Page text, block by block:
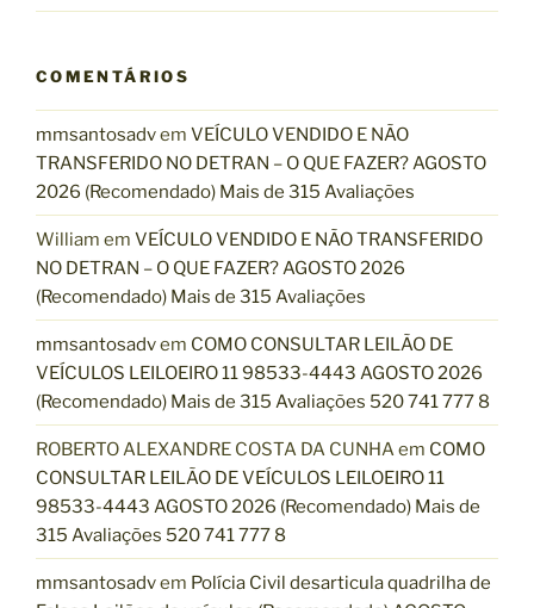
COMENTÁRIOS
mmsantosadvem VEÍCULO VENDIDO E NÃO
TRANSFERIDO NO DETRAN – O QUE FAZER? AGOSTO
2026 (Recomendado) Mais de 315 Avaliações
William em VEÍCULO VENDIDO E NÃO TRANSFERIDO
NO DETRAN – O QUE FAZER? AGOSTO 2026
(Recomendado) Mais de 315 Avaliações
mmsantosadvem COMO CONSULTAR LEILÃO DE
VEÍCULOS LEILOEIRO 11 98533-4443 AGOSTO 2026
(Recomendado) Mais de 315 Avaliações 520 741 777 8
ROBERTO ALEXANDRE COSTA DA CUNHAem COMO
CONSULTAR LEILÃO DE VEÍCULOS LEILOEIRO 11
98533-4443 AGOSTO 2026 (Recomendado) Mais de
315 Avaliações 520 741 777 8
mmsantosadvem Polícia Civil desarticula quadrilha de